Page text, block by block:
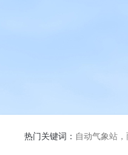
热门关键词： 自动气象站